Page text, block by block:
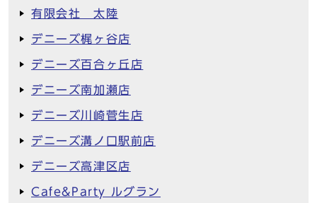
有限会社 太陸
デニーズ梶ヶ谷店
デニーズ百合ヶ丘店
デニーズ南加瀬店
デニーズ川崎菅生店
デニーズ溝ノ口駅前店
デニーズ高津区店
Cafe&Party ルグラン